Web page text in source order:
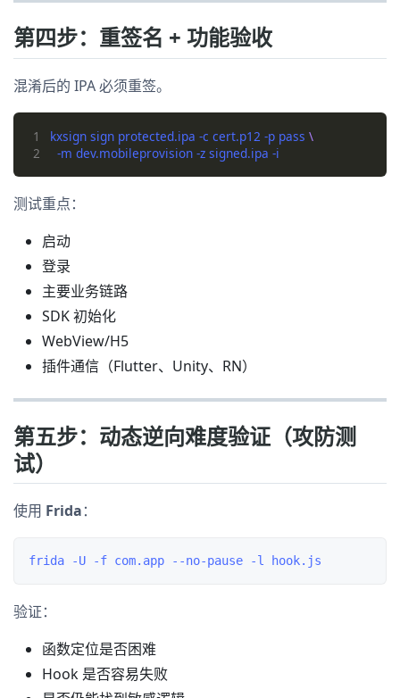
第四步：重签名 + 功能验收
混淆后的 IPA 必须重签。
1 kxsign sign protected.ipa -c cert.p12 -p pass
2
测试重点：
启动
登录
主要业务链路
SDK 初始化
WebView/H5
插件通信（Flutter、Unity、RN）
第五步：动态逆向难度验证（攻防测
试）
使用 Frida：
验证：
函数定位是否困难
Hook 是否容易失败